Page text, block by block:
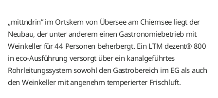
„mittndrin” im Ortskern von Übersee am Chiemsee liegt der
Neubau, der unter anderem einen Gastronomiebetrieb mit
Weinkeller für 44 Personen beherbergt. Ein LTM dezent® 800
in eco-Ausführung versorgt über ein kanalgeführtes
Rohrleitungssystem sowohl den Gastrobereich im EG als auch
den Weinkeller mit angenehm temperierter Frischluft.